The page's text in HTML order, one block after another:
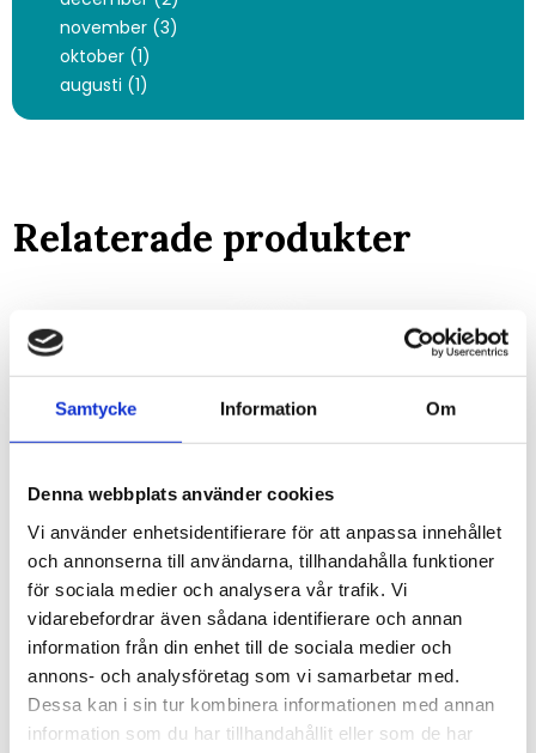
Samtycke Information Om
Denna webbplats använder cookies
Vi använder enhetsidentifierare för att anpassa innehållet
och annonserna till användarna, tillhandahålla funktioner
för sociala medier och analysera vår trafik. Vi
vidarebefordrar även sådana identifierare och annan
information från din enhet till de sociala medier och
annons- och analysföretag som vi samarbetar med.
Dessa kan i sin tur kombinera informationen med annan
information som du har tillhandahållit eller som de har
november (3)
oktober (1)
augusti (1)
Relaterade produkter
Monteringskit för
NETIO PowerBOX
Set med konsoller för
väggmontering av det
smarta grenuttaget NETIO
PowerBOX.
Molntjänst för
fjärrstyrda grenuttag
& PDU:er - NETIO
Voucher med krediter för